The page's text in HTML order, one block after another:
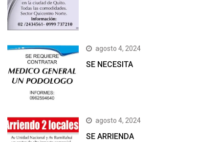
agosto 4, 2024
SE NECESITA
agosto 4, 2024
SE ARRIENDA